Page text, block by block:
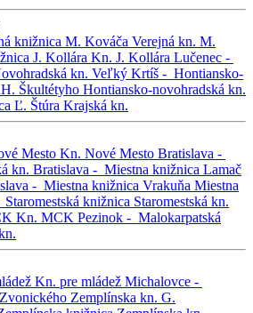
knižnica M. Kováča Verejná kn. M.
J. Kollára Kn. J. Kollára Lučenec -
kn. Veľký Krtíš - Hontiansko-
Škultétyho Hontiansko-novohradská kn.
Ľ. Štúra Krajská kn.
Mesto Kn. Nové Mesto Bratislava -
kn. Bratislava - Miestna knižnica Lamač
- Miestna knižnica Vrakuňa Miestna
Staromestská knižnica Staromestská kn.
Kn. MCK Pezinok - Malokarpatská
Kn. pre mládež Michalovce -
Zemplínska kn. G.